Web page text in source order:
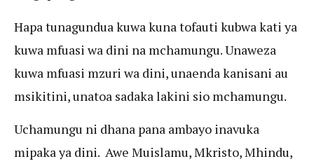
Hapa tunagundua kuwa kuna tofauti kubwa kati ya
kuwa mfuasi wa dini na mchamungu. Unaweza
kuwa mfuasi mzuri wa dini, unaenda kanisani au
msikitini, unatoa sadaka lakini sio mchamungu.
Uchamungu ni dhana pana ambayo inavuka
mipaka ya dini. Awe Muislamu, Mkristo, Mhindu,